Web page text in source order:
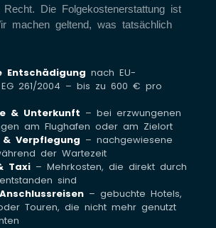
Die Folgekostenerstattung ist
machen geltend, was tatsächlich
Entschädigung nach EU-
261/2004 – bis zu 600 € pro
& Unterkunft – bei erzwungenen
am Flughafen oder am Zielort
Verpflegung – nachgewiesene
der Wartezeit
Taxi – Mehrkosten, die direkt durch
sind
– gebuchte Hotels,
Touren, die nicht mehr genutzt